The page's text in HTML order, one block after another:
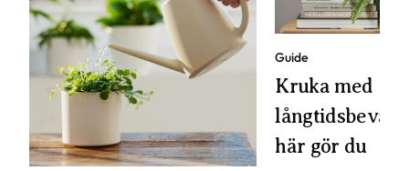
Guide
Kruka med
här gör du